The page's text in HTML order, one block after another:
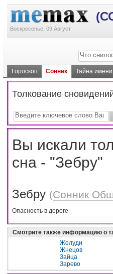
Воскресенье, 09 Август
Гороскоп Сонник Тайна имени
Толкование
Вы искали
сна - "Зебру"
Зебру (Сонник
Oпacнocть в дopoгe
Смотрите также информацию о
Желуди
Жнецов
Зайца
Зарево